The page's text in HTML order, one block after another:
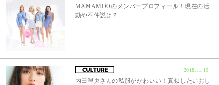
MAMAMOOのメンバープロフィール！現在の活
動や不仲説は？
2018.11.19
内田理央さんの私服がかわいい！真似したいおし